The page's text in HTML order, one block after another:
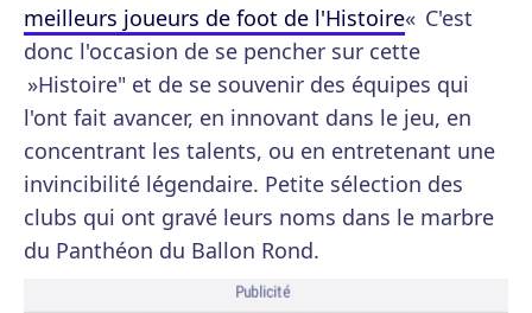
meilleurs joueurs de foot de l'Histoire« C'est
donc l'occasion de se pencher sur cette
»Histoire" et de se souvenir des équipes qui
l'ont fait avancer, en innovant dans le jeu, en
concentrant les talents, ou en entretenant une
invincibilité légendaire. Petite sélection des
clubs qui ont gravé leurs noms dans le marbre
du Panthéon du Ballon Rond.
Publicité